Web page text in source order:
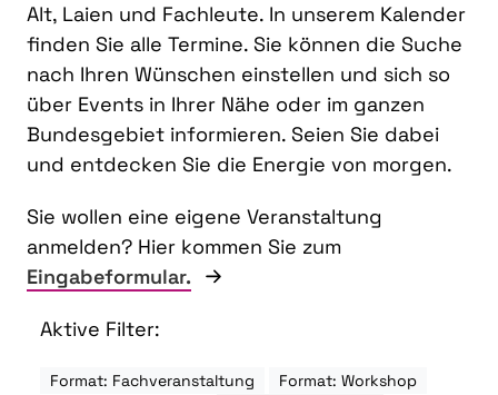
Alt, Laien und Fachleute. In unserem Kalender
finden Sie alle Termine. Sie können die Suche
nach Ihren Wünschen einstellen und sich so
über Events in Ihrer Nähe oder im ganzen
Bundesgebiet informieren. Seien Sie dabei
und entdecken Sie die Energie von morgen.
Sie wollen eine eigene Veranstaltung
anmelden? Hier kommen Sie zum
Eingabeformular.
Aktive Filter:
Format: Fachveranstaltung
Format: Workshop